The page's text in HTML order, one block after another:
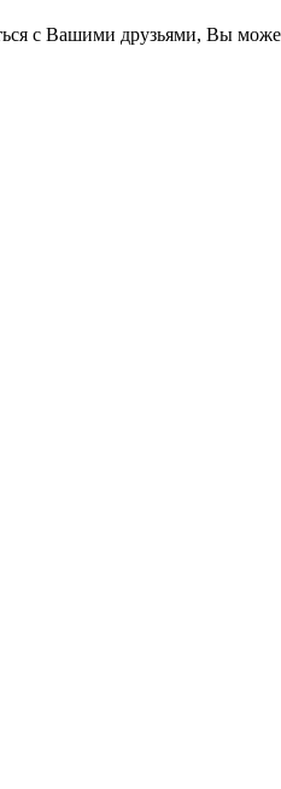
с Вашими друзьями, Вы